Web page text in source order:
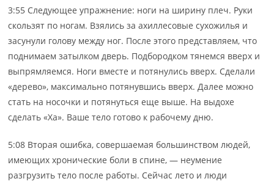
3:55 Следующее упражнение: ноги на ширину плеч. Руки
скользят по ногам. Взялись за ахиллесовые сухожилья и
засунули голову между ног. После этого представляем, что
поднимаем затылком дверь. Подбородком тянемся вверх и
выпрямляемся. Ноги вместе и потянулись вверх. Сделали
«дерево», максимально потянувшись вверх. Далее можно
стать на носочки и потянуться еще выше. На выдохе
сделать «Ха». Ваше тело готово к рабочему дню.
5:08 Вторая ошибка, совершаемая большинством людей,
имеющих хронические боли в спине, — неумение
разгрузить тело после работы. Сейчас лето и люди